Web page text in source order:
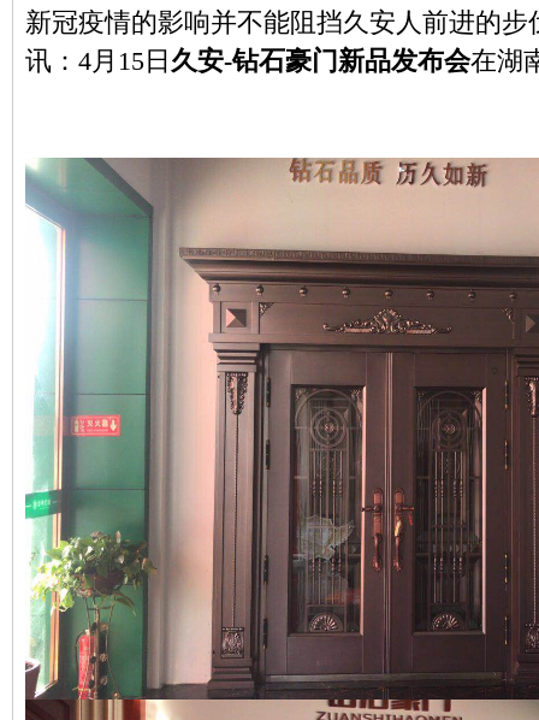
新冠疫情的影响并不能阻挡久安人前进的
讯：4月15日 久安-钻石豪门新品发布会在湖